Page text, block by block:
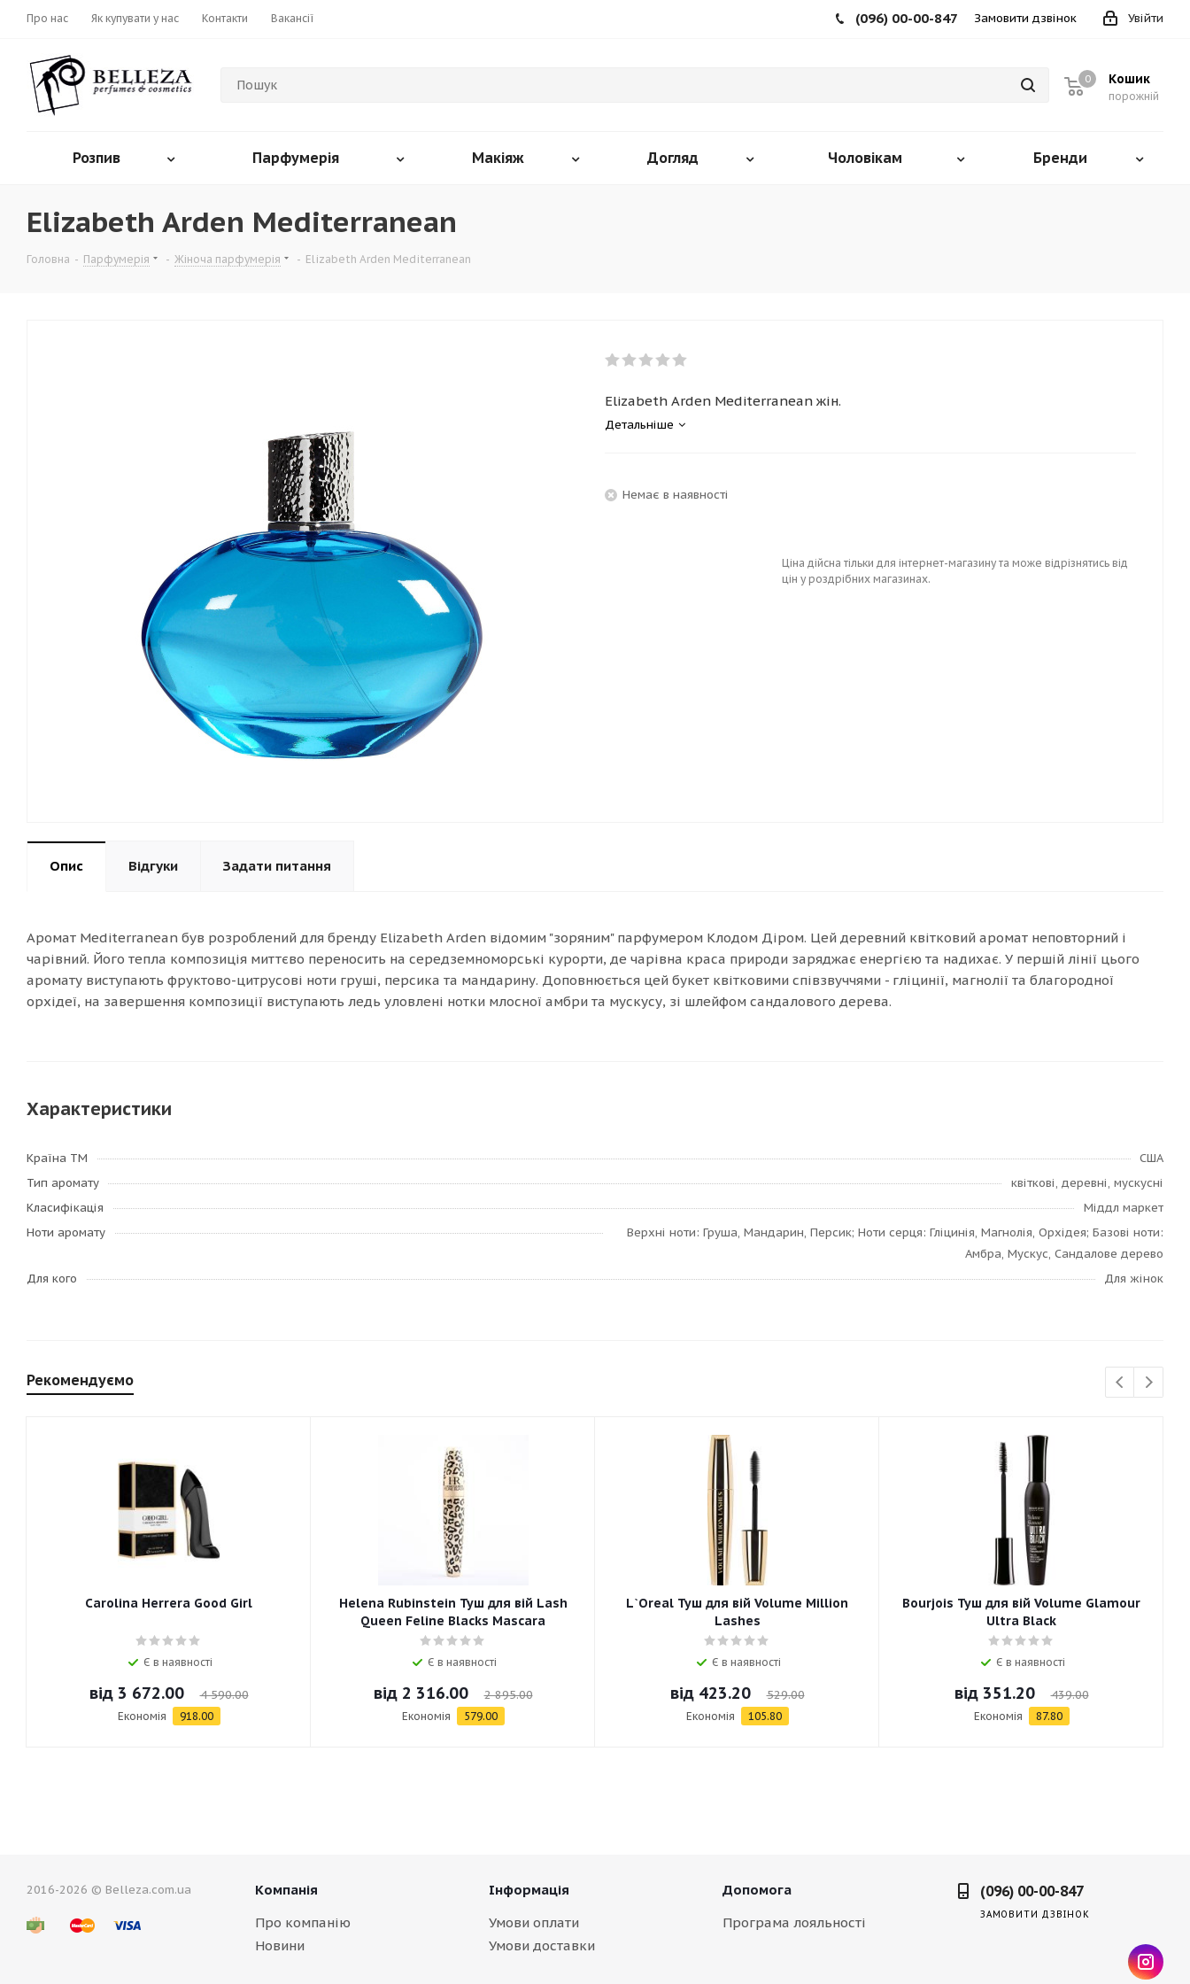
Про нас Як купувати у нас Контакти Вакансії Увійти
(096) 00-00-847 Замовити дзвінок
Кошик
порожній
0
Розпив Парфумерія Макіяж Догляд Чоловікам Бренди
Elizabeth Arden Mediterranean
Головна - Парфумерія - Жіноча парфумерія - Elizabeth Arden Mediterranean
Elizabeth Arden Mediterranean жін.
Детальніше
Немає в наявності
Ціна дійсна тільки для інтернет-магазину та може відрізнятись від
цін у роздрібних магазинах.
Опис Відгуки Задати питання
Аромат Mediterranean був розроблений для бренду Elizabeth Arden відомим "зоряним" парфумером Клодом Діром. Цей деревний квітковий аромат неповторний і
чарівний. Його тепла композиція миттєво переносить на середземноморські курорти, де чарівна краса природи заряджає енергією та надихає. У першій лінії цього
аромату виступають фруктово-цитрусові ноти груші, персика та мандарину. Доповнюється цей букет квітковими співзвуччями - гліцинії, магнолії та благородної
орхідеї, на завершення композиції виступають ледь уловлені нотки млосної амбри та мускусу, зі шлейфом сандалового дерева.
Характеристики
Країна ТМ
США
Тип аромату
квіткові, деревні, мускусні
Класифікація
Міддл маркет
Ноти аромату
Верхні ноти: Груша, Мандарин, Персик; Ноти серця: Гліцинія, Магнолія, Орхідея; Базові ноти:
Амбра, Мускус, Сандалове дерево
Для кого
Для жінок
Рекомендуємо
Carolina Herrera Good Girl
Є в наявності
від 3 672.00 4 590.00
Економія 918.00
Helena Rubinstein Туш для вій Lash
Queen Feline Blacks Mascara
Є в наявності
від 2 316.00 2 895.00
Економія 579.00
L`Oreal Туш для вій Volume Million
Lashes
Є в наявності
від 423.20 529.00
Економія 105.80
Bourjois Туш для вій Volume Glamour
Ultra Black
Є в наявності
від 351.20 439.00
Економія 87.80
2016-2026 © Belleza.com.ua
Компанія
Про компанію
Новини
Інформація
Умови оплати
Умови доставки
Допомога
Програма лояльності
(096) 00-00-847
ЗАМОВИТИ ДЗВІНОК